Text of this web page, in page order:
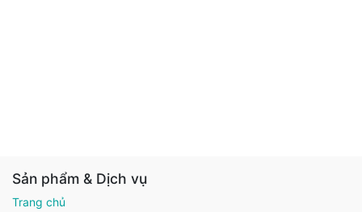
Sản phẩm & Dịch vụ
Trang chủ